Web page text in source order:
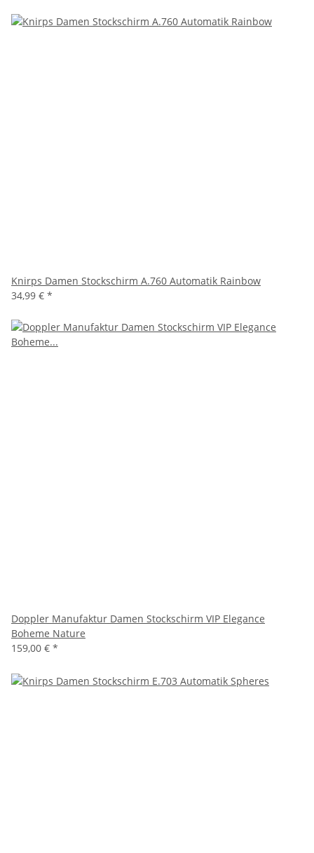
Knirps Damen Stockschirm A.760 Automatik Rainbow
34,99 € *
Doppler Manufaktur Damen Stockschirm VIP Elegance
Boheme Nature
159,00 € *